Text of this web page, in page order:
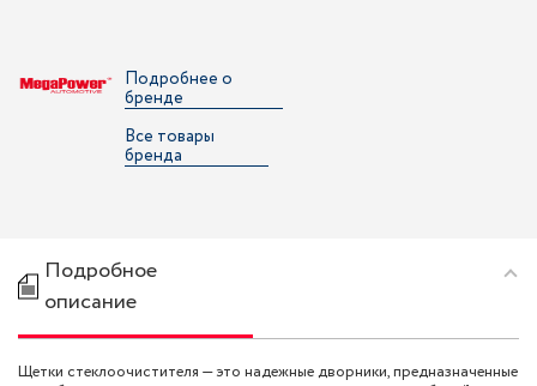
Подробнее о
бренде
Все товары
бренда
Подробное
описание
Щетки стеклоочистителя — это надежные дворники, предназначенные